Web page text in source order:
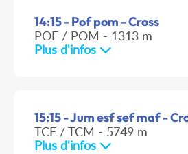
14:15 - Pof pom - Cross
POF / POM - 1313 m
Plus d'infos
15:15 - Jum esf sef maf -
TCF / TCM - 5749 m
Plus d'infos